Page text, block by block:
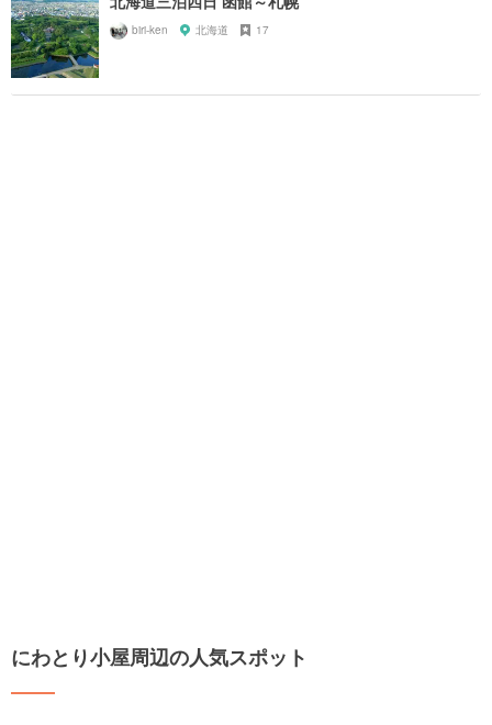
biri-ken 北海道 17
にわとり小屋周辺の人気スポット